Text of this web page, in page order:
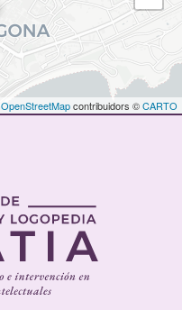
OpenStreetMapcontribuidors ©CARTO